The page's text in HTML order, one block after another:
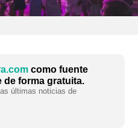
como fuente
de forma gratuita.
últimas noticias de